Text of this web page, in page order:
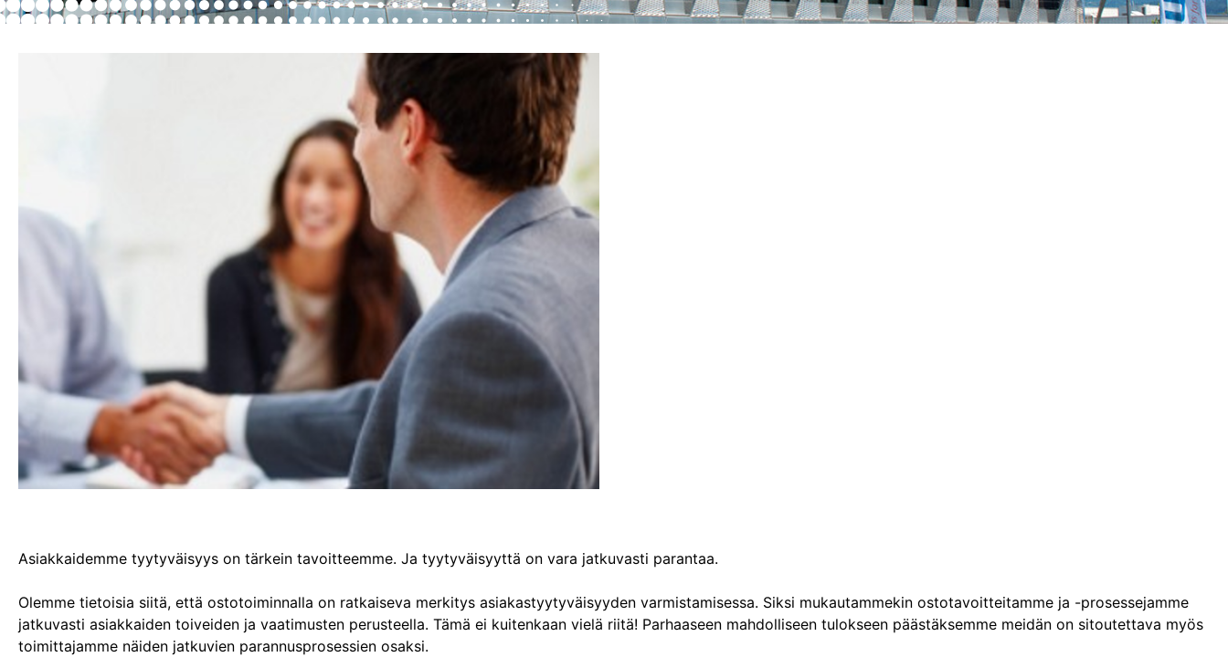
Asiakkaidemme tyytyväisyys on tärkein tavoitteemme. Ja tyytyväisyyttä on vara jatkuvasti parantaa.
Olemme tietoisia siitä, että ostotoiminnalla on ratkaiseva merkitys asiakastyytyväisyyden varmistamisessa. Siksi mukautammekin ostotavoitteitamme ja -prosessejamme
jatkuvasti asiakkaiden toiveiden ja vaatimusten perusteella. Tämä ei kuitenkaan vielä riitä! Parhaaseen mahdolliseen tulokseen päästäksemme meidän on sitoutettava myös
toimittajamme näiden jatkuvien parannusprosessien osaksi.